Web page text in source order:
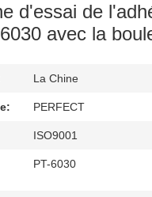
d'essai de
6030 avec la
La Chine
PERFECT
ISO9001
PT-6030